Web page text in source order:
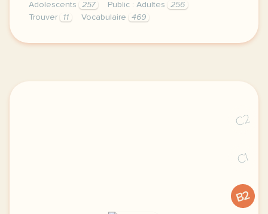
Adolescents
257 Public : Adultes
256
Trouver
11 Vocabulaire 469
duree 45 minutes niveau b2 public adolescents
C2
C1
B2